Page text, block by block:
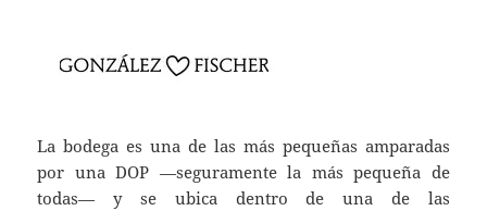
La bodega es una de las más pequeñas amparadas
por una DOP —seguramente la más pequeña de
todas— y se ubica dentro de una de las